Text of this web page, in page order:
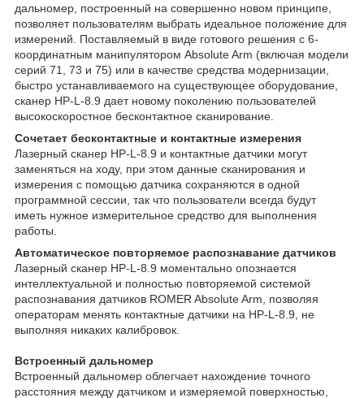
дальномер, построенный на совершенно новом принципе,
позволяет пользователям выбрать идеальное положение для
измерений. Поставляемый в виде готового решения с 6-
координатным манипулятором Absolute Arm (включая модели
серий 71, 73 и 75) или в качестве средства модернизации,
быстро устанавливаемого на существующее оборудование,
сканер HP-L-8.9 дает новому поколению пользователей
высокоскоростное бесконтактное сканирование.
Сочетает бесконтактные и контактные измерения
Лазерный сканер HP-L-8.9 и контактные датчики могут
заменяться на ходу, при этом данные сканирования и
измерения с помощью датчика сохраняются в одной
программной сессии, так что пользователи всегда будут
иметь нужное измерительное средство для выполнения
работы.
Автоматическое повторяемое распознавание датчиков
Лазерный сканер HP-L-8.9 моментально опознается
интеллектуальной и полностью повторяемой системой
распознавания датчиков ROMER Absolute Arm, позволяя
операторам менять контактные датчики на HP-L-8.9, не
выполняя никаких калибровок.
Встроенный дальномер
Встроенный дальномер облегчает нахождение точного
расстояния между датчиком и измеряемой поверхностью,